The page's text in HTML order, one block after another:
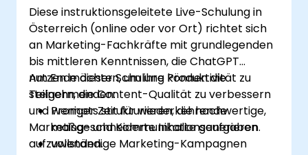
Diese instruktionsgeleitete Live-Schulung in
Österreich (online oder vor Ort) richtet sich
an Marketing-Fachkräfte mit grundlegenden
bis mittleren Kenntnissen, die ChatGPT
nutzen möchten, um ihre Produktivität zu
steigern, die Content-Qualität zu verbessern
und weniger Zeit für wiederkehrende
Marketing- und Kommunikationsaufgaben
aufzuwenden.
Am Ende dieser Schulung können die
Teilnehmenden:
Prompts strukturieren, die hochwertige,
maßgeschneiderte Inhalte generieren.
vollständige Marketing-Kampagnen